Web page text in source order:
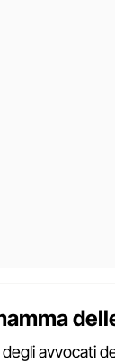
avvocati